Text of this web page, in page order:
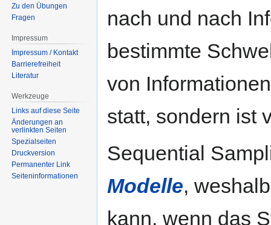
nach und nach
bestimmte
von
statt, sondern ist
Sequential
Modelle,
kann, wenn das
Zu den Übungen
Fragen
Impressum
Impressum / Kontakt
Barrierefreiheit
Literatur
Werkzeuge
Links auf diese Seite
Änderungen an
verlinkten Seiten
Spezialseiten
Druckversion
Permanenter Link
Seiten­informationen